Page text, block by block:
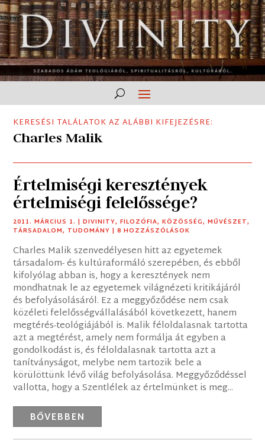
KERESÉSI TALÁLATOK AZ ALÁBBI KIFEJEZÉSRE:
Charles Malik
Értelmiségi keresztények
értelmiségi felelőssége?
2011. MÁRCIUS 1. |DIVINITY,FILOZÓFIA,KÖZÖSSÉG,MŰVÉSZET,
TÁRSADALOM, TUDOMÁNY | 8 HOZZÁSZÓLÁSOK
Charles Malik szenvedélyesen hitt az egyetemek
társadalom- és kultúraformáló szerepében, és ebből
kifolyólag abban is, hogy a keresztények nem
mondhatnak le az egyetemek világnézeti kritikájáról
és befolyásolásáról. Ez a meggyőződése nem csak
közéleti felelősségvállalásából következett, hanem
megtérés-teológiájából is. Malik féloldalasnak tartotta
azt a megtérést, amely nem formálja át egyben a
gondolkodást is, és féloldalasnak tartotta azt a
tanítványságot, melybe nem tartozik bele a
körülöttünk lévő világ befolyásolása. Meggyőződéssel
vallotta, hogy a Szentlélek az értelmünket is meg...
BŐVEBBEN